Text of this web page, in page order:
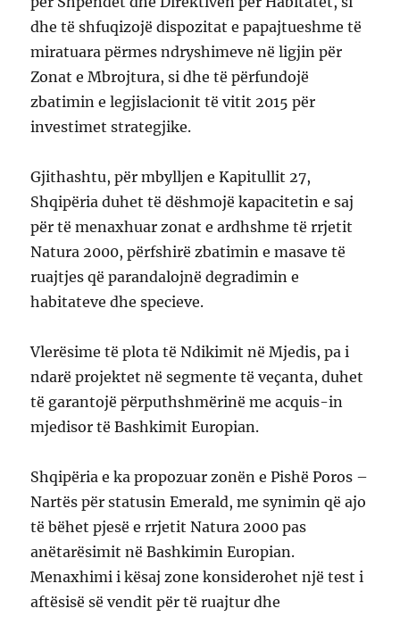
dhe të shfuqizojë dispozitat e papajtueshme të
miratuara përmes ndryshimeve në ligjin për
Zonat e Mbrojtura, si dhe të përfundojë
zbatimin e legjislacionit të vitit 2015 për
investimet strategjike.
Gjithashtu, për mbylljen e Kapitullit 27,
Shqipëria duhet të dëshmojë kapacitetin e saj
për të menaxhuar zonat e ardhshme të rrjetit
Natura 2000, përfshirë zbatimin e masave të
ruajtjes që parandalojnë degradimin e
habitateve dhe specieve.
Vlerësime të plota të Ndikimit në Mjedis, pa i
ndarë projektet në segmente të veçanta, duhet
të garantojë përputhshmërinë me acquis-in
mjedisor të Bashkimit Europian.
Shqipëria e ka propozuar zonën e Pishë Poros –
Nartës për statusin Emerald, me synimin që ajo
të bëhet pjesë e rrjetit Natura 2000 pas
anëtarësimit në Bashkimin Europian.
Menaxhimi i kësaj zone konsiderohet një test i
aftësisë së vendit për të ruajtur dhe